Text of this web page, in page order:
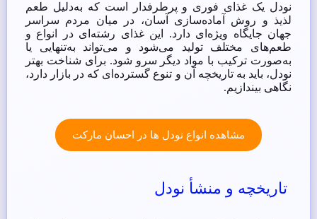
نودل یک غذای فوری و پرطرفدار است که به‌دلیل طعم
لذیذ و روش آماده‌سازی آسان، در میان مردم سراسر
جهان جایگاه ویژه‌ای دارد. این غذای رشته‌ای در انواع و
طعم‌های مختلف تولید می‌شود و می‌تواند به‌تنهایی یا
به‌صورت ترکیب با مواد دیگر سرو شود. برای شناخت بهتر
نودل، باید به تاریخچه آن و تنوع گسترده‌ای که در بازار دارد،
نگاهی بیندازیم.
مشاهده انواع نودل ها در احسان مارکت
تاریخچه و منشأ نودل